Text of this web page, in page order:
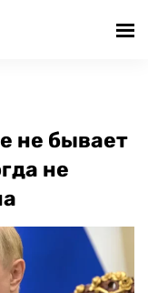
не бывает
не